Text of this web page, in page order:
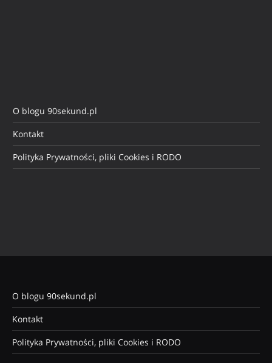
O blogu 90sekund.pl
Kontakt
Polityka Prywatności, pliki Cookies i RODO
O blogu 90sekund.pl
Kontakt
Polityka Prywatności, pliki Cookies i RODO